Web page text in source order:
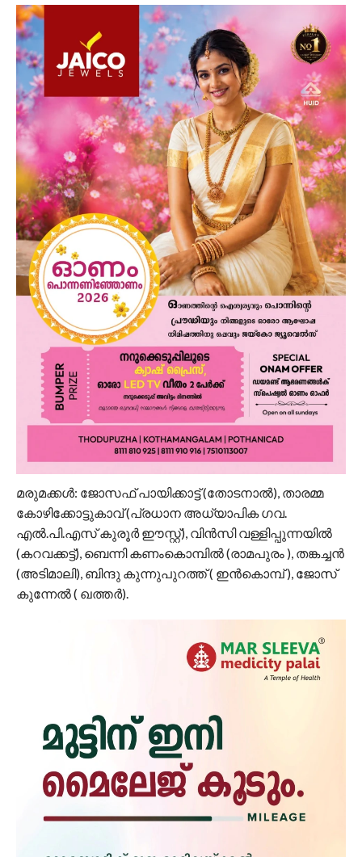
മരുമക്കൾ: ജോസഫ് പായിക്കാട്ട് (തോടനാൽ), താരമ്മ
കോഴിക്കോട്ടുകാവ് (പ്രധാന അധ്യാപിക ഗവ.
എൽ.പി.എസ് കുരൂർ ഈസ്റ്റ്), വിൻസി വള്ളിപ്പുന്നയിൽ
(കറവക്കട്ട്), ബെന്നി കണംകൊമ്പിൽ (രാമപുരം ), തങ്കച്ചൻ
(അടിമാലി), ബിന്ദു കുന്നുപുറത്ത് ( ഇൻകൊമ്പ് ), ജോസ്
കുന്നേൽ ( ഖത്തർ).